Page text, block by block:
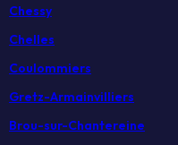
Chessy
Chelles
Coulommiers
Gretz-Armainvilliers
Brou-sur-Chantereine